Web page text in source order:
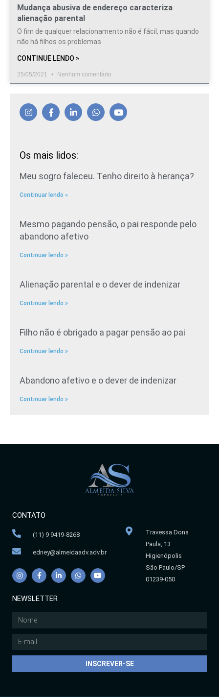
Mudança abusiva de endereço caracteriza
alienação parental
O fim de qualquer relacionamento não é fácil, mas quando
não há filhos os problemas
CONTINUE LENDO »
25/05/2021 Nenhum comentário
Os mais lidos:
Meu sogro faleceu. Tenho direito à herança?
Continuar lendo »
Mesmo pagando pensão, o pai responde pelo
abandono afetivo
Continuar lendo »
Alienação parental e o dever de indenizar
Continuar lendo »
Filho não é obrigado a pagar pensão ao pai
Continuar lendo »
Abandono afetivo e o dever de indenizar
Continuar lendo »
CONTATO
(11) 9 9419-8268
edney@almeidaadv.adv.br
Travessa Dona
Paula, 13
Higienópolis
São Paulo/SP
01239-050
NEWSLETTER
INSCREVER-SE